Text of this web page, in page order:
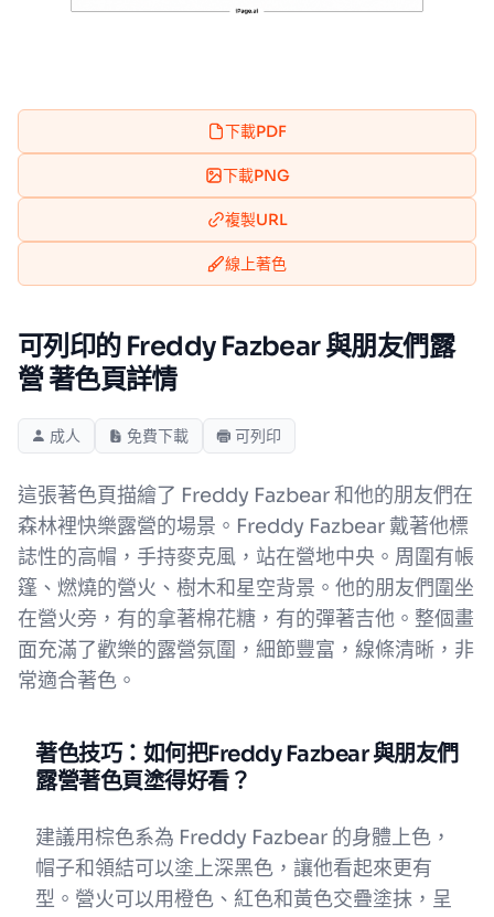
下載PDF
下載PNG
複製URL
線上著色
可列印的 Freddy Fazbear 與朋友們露
營 著色頁詳情
成人 免費下載 可列印
這張著色頁描繪了 Freddy Fazbear 和他的朋友們在
森林裡快樂露營的場景。Freddy Fazbear 戴著他標
誌性的高帽，手持麥克風，站在營地中央。周圍有帳
篷、燃燒的營火、樹木和星空背景。他的朋友們圍坐
在營火旁，有的拿著棉花糖，有的彈著吉他。整個畫
面充滿了歡樂的露營氛圍，細節豐富，線條清晰，非
常適合著色。
著色技巧：如何把Freddy Fazbear 與朋友們
露營著色頁塗得好看？
建議用棕色系為 Freddy Fazbear 的身體上色，
帽子和領結可以塗上深黑色，讓他看起來更有
型。營火可以用橙色、紅色和黃色交疊塗抹，呈